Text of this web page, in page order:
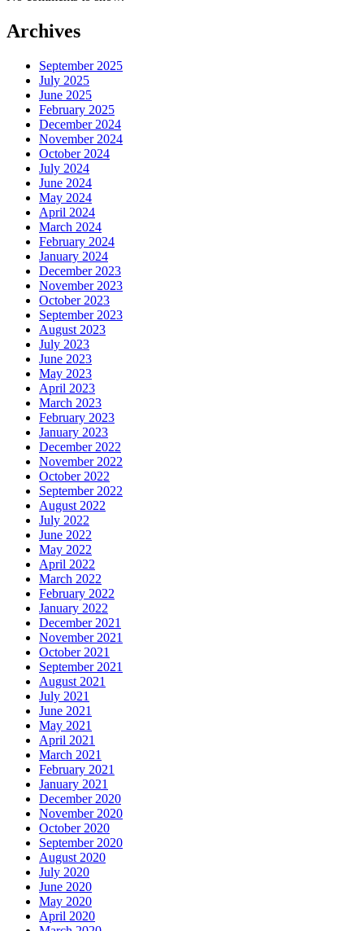
Archives
September 2025
July 2025
June 2025
February 2025
December 2024
November 2024
October 2024
July 2024
June 2024
May 2024
April 2024
March 2024
February 2024
January 2024
December 2023
November 2023
October 2023
September 2023
August 2023
July 2023
June 2023
May 2023
April 2023
March 2023
February 2023
January 2023
December 2022
November 2022
October 2022
September 2022
August 2022
July 2022
June 2022
May 2022
April 2022
March 2022
February 2022
January 2022
December 2021
November 2021
October 2021
September 2021
August 2021
July 2021
June 2021
May 2021
April 2021
March 2021
February 2021
January 2021
December 2020
November 2020
October 2020
September 2020
August 2020
July 2020
June 2020
May 2020
April 2020